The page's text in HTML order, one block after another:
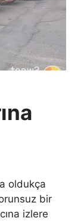
oldukça
bir
izlere